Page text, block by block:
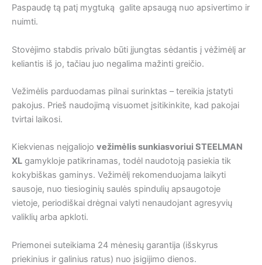
Paspaudę tą patį mygtuką galite apsaugą nuo apsivertimo ir
nuimti.
Stovėjimo stabdis privalo būti įjungtas sėdantis į vėžimėlį ar
keliantis iš jo, tačiau juo negalima mažinti greičio.
Vežimėlis parduodamas pilnai surinktas – tereikia įstatyti
pakojus. Prieš naudojimą visuomet įsitikinkite, kad pakojai
tvirtai laikosi.
Kiekvienas neįgaliojo vežimėlis sunkiasvoriui STEELMAN
XL gamykloje patikrinamas, todėl naudotoją pasiekia tik
kokybiškas gaminys. Vežimėlį rekomenduojama laikyti
sausoje, nuo tiesioginių saulės spindulių apsaugotoje
vietoje, periodiškai drėgnai valyti nenaudojant agresyvių
valiklių arba apkloti.
Priemonei suteikiama 24 mėnesių garantija (išskyrus
priekinius ir galinius ratus) nuo įsigijimo dienos.